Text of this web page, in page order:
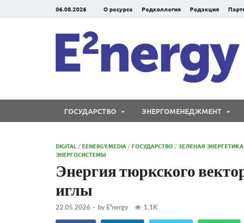
06.08.2026 О ресурсе Редколлегия Редакция
ГОСУДАРСТВО ЭНЕРГОМЕНЕДЖМЕНТ
DIGITAL /EENERGY.MEDIA /ГОСУДАРСТВО /ЗЕЛЕНАЯ ЭНЕРГЕТИКА
ЭНЕРГОСИСТЕМЫ
Энергия тюркского
иглы
22.05.2026 - by E²nergy 1.1K